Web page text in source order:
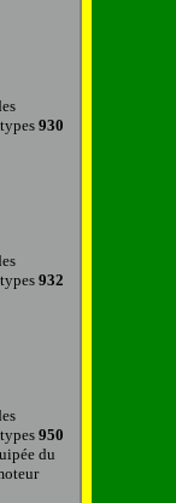
es
930
es
932
es
950
du